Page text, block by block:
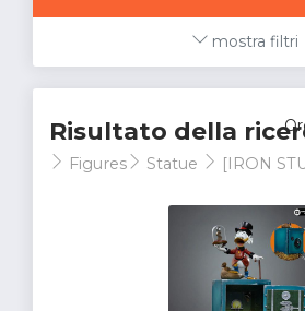
mostra filtri
Risultato della
Figures Statue [IRON